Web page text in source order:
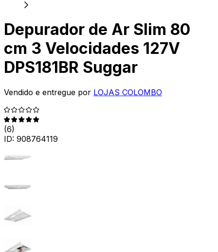
Depurador de Ar Slim 80
cm 3 Velocidades 127V
DPS181BR Suggar
Vendido e entregue por LOJAS COLOMBO
(6)
ID: 908764119